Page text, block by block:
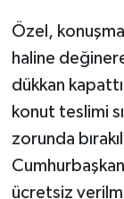
Özel,
haline
dükkan
konut teslimi
zorunda
ücretsiz